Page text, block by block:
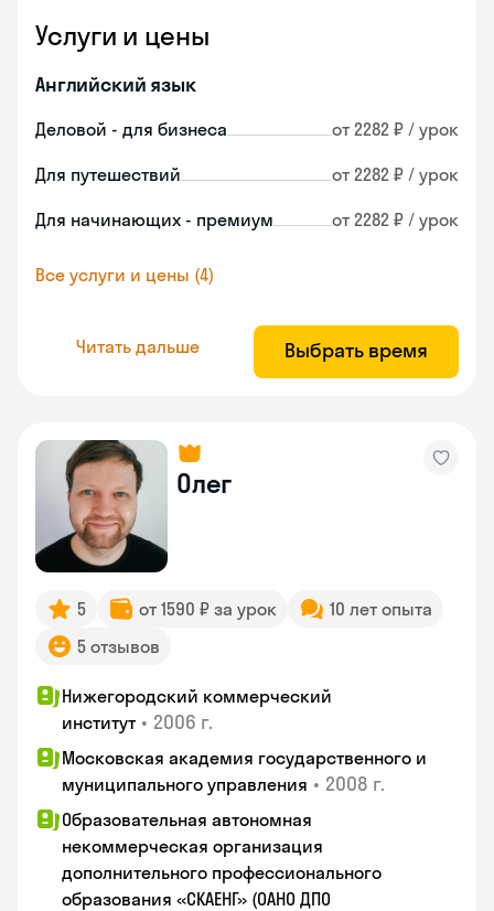
Услуги и цены
Английский язык
Деловой - для бизнеса от 2282 ₽ / урок
Для путешествий от 2282 ₽ / урок
Для начинающих - премиум от 2282 ₽ / урок
Все услуги и цены (4)
Читать дальше Выбрать время
Олег
5 от 1590 ₽ за урок
10 лет опыта
5 отзывов
Нижегородский коммерческий
институт • 2006 г.
Московская академия государственного и
муниципального управления • 2008 г.
Образовательная автономная
некоммерческая организация
дополнительного профессионального
образования «СКАЕНГ» (ОАНО ДПО